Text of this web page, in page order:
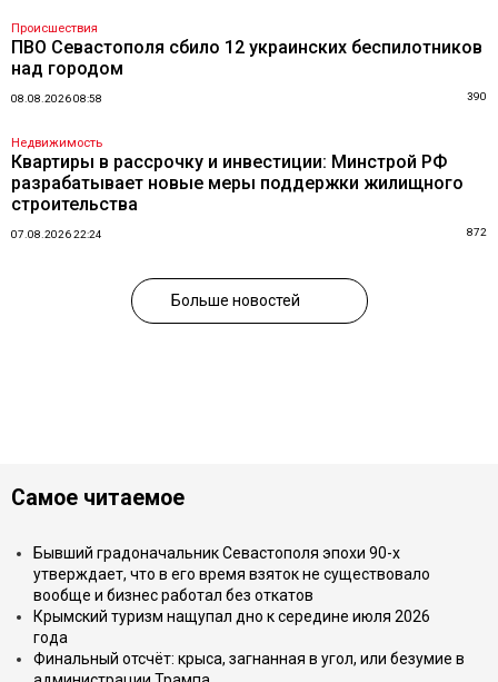
Происшествия
ПВО Севастополя сбило 12 украинских беспилотников
над городом
08.08.2026 08:58 390
Недвижимость
Квартиры в рассрочку и инвестиции: Минстрой РФ
разрабатывает новые меры поддержки жилищного
строительства
07.08.2026 22:24 872
Больше новостей
Самое читаемое
Бывший градоначальник Севастополя эпохи 90-х
утверждает, что в его время взяток не существовало
вообще и бизнес работал без откатов
Крымский туризм нащупал дно к середине июля 2026
года
Финальный отсчёт: крыса, загнанная в угол, или безумие в